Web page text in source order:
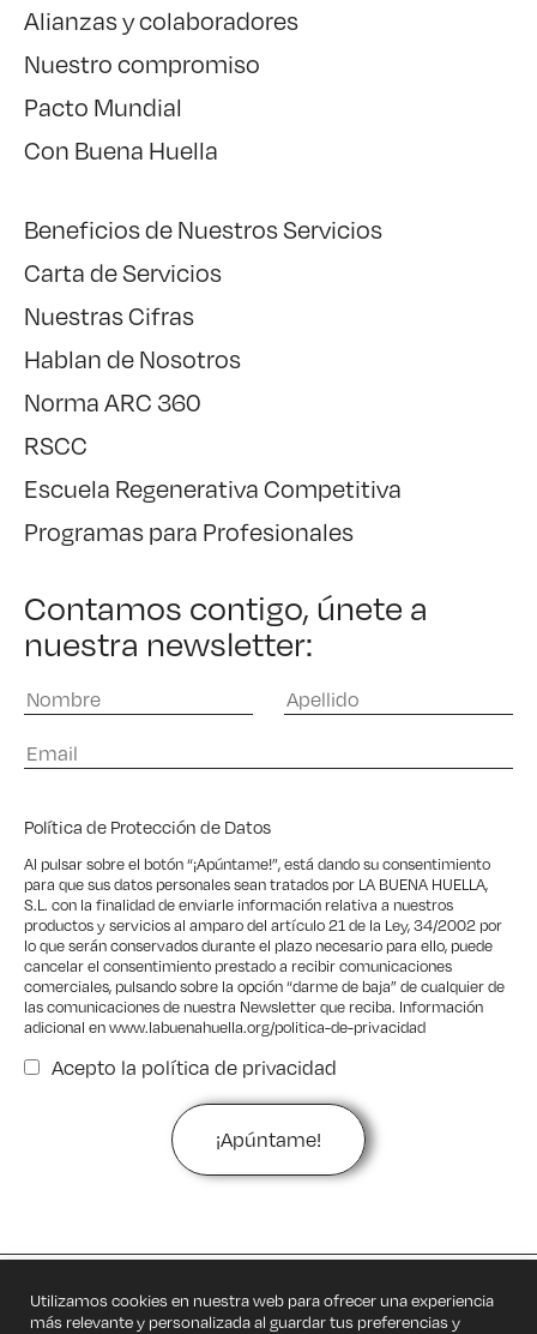
Alianzas y colaboradores
Nuestro compromiso
Pacto Mundial
Con Buena Huella
Beneficios de Nuestros Servicios
Carta de Servicios
Nuestras Cifras
Hablan de Nosotros
Norma ARC 360
RSCC
Escuela Regenerativa Competitiva
Programas para Profesionales
Contamos contigo, únete a
nuestra newsletter:
Política de Protección de Datos
Al pulsar sobre el botón “¡Apúntame!”, está dando su consentimiento
para que sus datos personales sean tratados por LA BUENA HUELLA,
S.L. con la finalidad de enviarle información relativa a nuestros
productos y servicios al amparo del artículo 21 de la Ley, 34/2002 por
lo que serán conservados durante el plazo necesario para ello, puede
cancelar el consentimiento prestado a recibir comunicaciones
comerciales, pulsando sobre la opción “darme de baja” de cualquier de
las comunicaciones de nuestra Newsletter que reciba. Información
adicional enwww.labuenahuella.org/politica-de-privacidad
Acepto la política de privacidad
Privacidad
Utilizamos cookies en nuestra web para ofrecer una experiencia
más relevante y personalizada al guardar tus preferencias y